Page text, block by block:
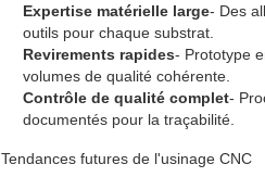
Expertise matérielle large- Des
outils pour chaque substrat.
Revirements rapides- Prototype
volumes de qualité cohérente.
Contrôle de qualité complet-
documentés pour la traçabilité.
Tendances futures de l'usinage CNC